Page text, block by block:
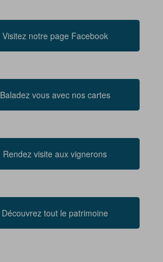
Visitez notre page Facebook
Baladez vous avec nos cartes
Rendez visite aux vignerons
Découvrez tout le patrimoine